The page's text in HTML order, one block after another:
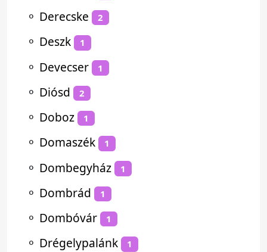
⚬ Derecske 2
⚬ Deszk 1
⚬ Devecser 1
⚬ Diósd 2
⚬ Doboz 1
⚬ Domaszék 1
⚬ Dombegyház 1
⚬ Dombrád 1
⚬ Dombóvár 1
⚬ Drégelypalánk 1